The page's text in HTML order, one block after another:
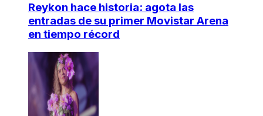
Reykon hace historia: agota las
entradas de su primer Movistar Arena
en tiempo récord